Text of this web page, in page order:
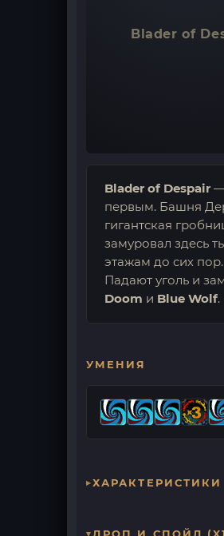
Blader of
Blader of Despair —
первым. Башня
гигантская
замуровал здесь
этажам до сих пор.
Падают уголь и
Doom и Blue Wolf
УМЕНИЯ
ХАРАКТЕРИСТИКИ